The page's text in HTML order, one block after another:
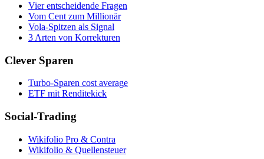
Vier entscheidende Fragen
Vom Cent zum Millionär
Vola-Spitzen als Signal
3 Arten von Korrekturen
Clever Sparen
Turbo-Sparen cost average
ETF mit Renditekick
Social-Trading
Wikifolio Pro & Contra
Wikifolio & Quellensteuer